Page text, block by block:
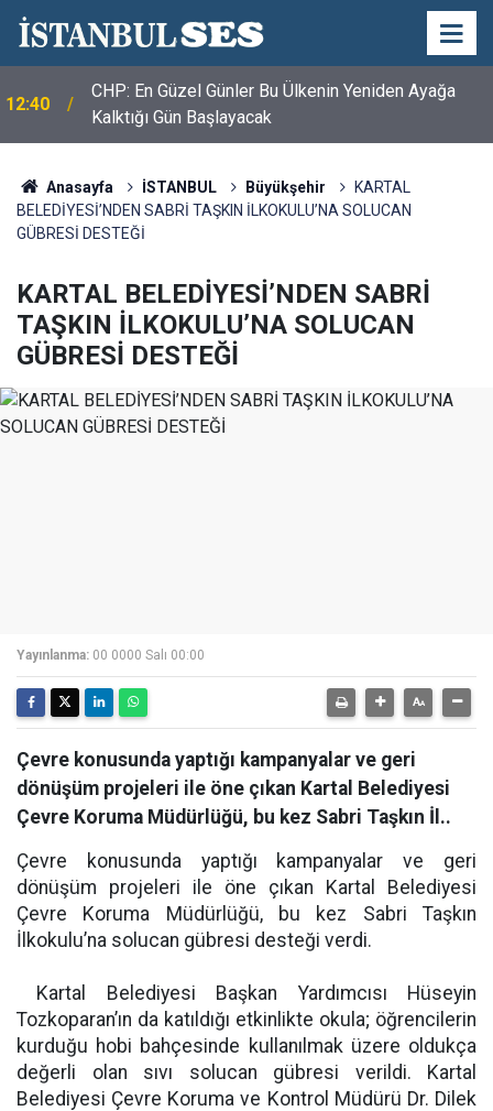
12:07
Gamze Akkuş İlgezdi: AKP Ülkemizi Kıtlık
Coğrafyasına Dönüştürdü
Anasayfa İSTANBUL Büyükşehir
KARTAL
BELEDİYESİ’NDEN SABRİ TAŞKIN İLKOKULU’NA SOLUCAN
GÜBRESİ DESTEĞİ
KARTAL BELEDİYESİ’NDEN SABRİ
TAŞKIN İLKOKULU’NA SOLUCAN
GÜBRESİ DESTEĞİ
Yayınlanma: 00 0000 Salı 00:00
Çevre konusunda yaptığı kampanyalar ve geri
dönüşüm projeleri ile öne çıkan Kartal Belediyesi
Çevre Koruma Müdürlüğü, bu kez Sabri Taşkın İl..
Çevre konusunda yaptığı kampanyalar ve geri
dönüşüm projeleri ile öne çıkan Kartal Belediyesi
Çevre Koruma Müdürlüğü, bu kez Sabri Taşkın
İlkokulu’na solucan gübresi desteği verdi.
Kartal Belediyesi Başkan Yardımcısı Hüseyin
Tozkoparan’ın da katıldığı etkinlikte okula; öğrencilerin
kurduğu hobi bahçesinde kullanılmak üzere oldukça
değerli olan sıvı solucan gübresi verildi. Kartal
Belediyesi Çevre Koruma ve Kontrol Müdürü Dr. Dilek